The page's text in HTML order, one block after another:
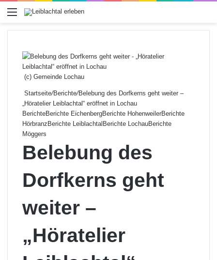
Menü
(c) Gemeinde Lochau
Startseite/Berichte/Belebung des Dorfkerns geht weiter –
„Höratelier Leiblachtal“ eröffnet in Lochau
BerichteBerichte EichenbergBerichte HohenweilerBerichte
Hörbranz Berichte Leiblachtal Berichte LochauBerichte
Möggers
Belebung des
Dorfkerns geht
weiter –
„Höratelier